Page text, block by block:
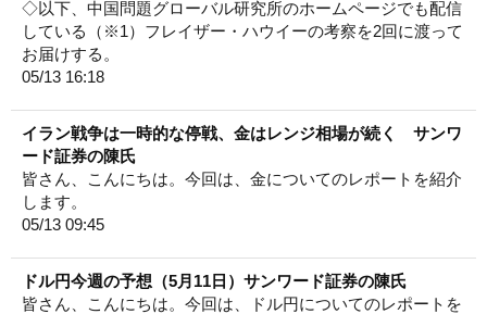
◇以下、中国問題グローバル研究所のホームページでも配信
している（※1）フレイザー・ハウイーの考察を2回に渡って
お届けする。
05/13 16:18
イラン戦争は一時的な停戦、金はレンジ相場が続く サンワ
ード証券の陳氏
皆さん、こんにちは。今回は、金についてのレポートを紹介
します。
05/13 09:45
ドル円今週の予想（5月11日）サンワード証券の陳氏
皆さん、こんにちは。今回は、ドル円についてのレポートを